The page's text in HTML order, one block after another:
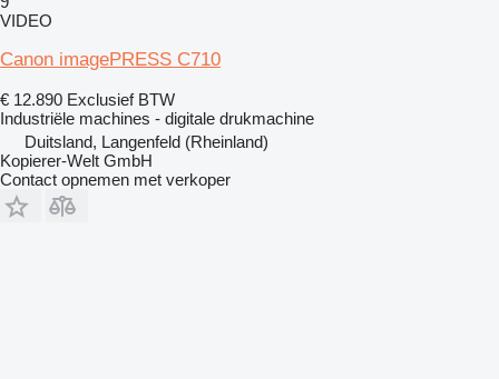
VIDEO
Canon imagePRESS C710
€ 12.890 Exclusief BTW
Industriële machines - digitale drukmachine
Duitsland, Langenfeld (Rheinland)
Kopierer-Welt GmbH
Contact opnemen met verkoper